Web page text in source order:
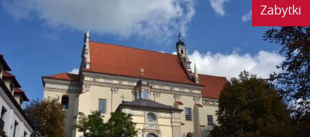
Zabytki